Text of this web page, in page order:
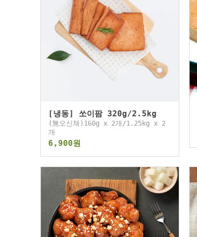
[냉동] 쏘이팜 320g/2.5kg
(無오신채)160g x 2개/1.25kg x 2
개
6,900원